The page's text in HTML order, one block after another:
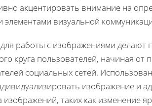
акцентировать внимание на
визуальной
работы с изображениями делают
круга пользователей, начиная от
социальных сетей.
изображение и
таких как изменение